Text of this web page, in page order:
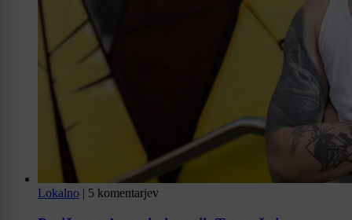
Lokalno | 5 komentarjev